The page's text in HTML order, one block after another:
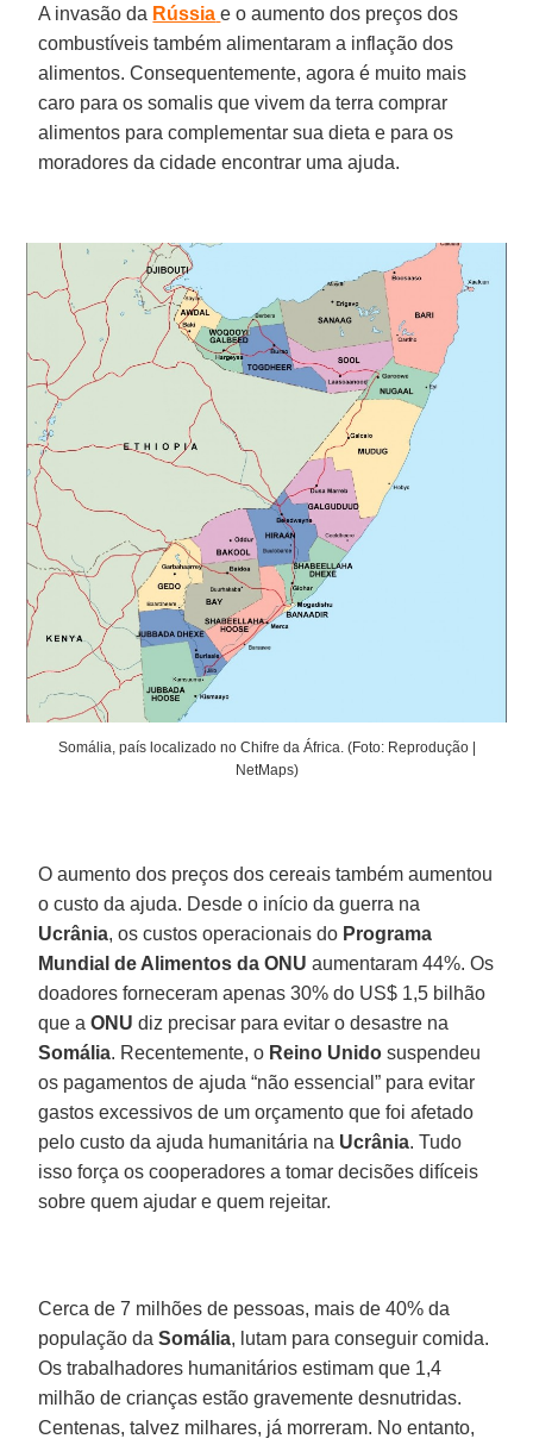
A invasão da Rússia e o aumento dos preços dos
combustíveis também alimentaram a inflação dos
alimentos. Consequentemente, agora é muito mais
caro para os somalis que vivem da terra comprar
alimentos para complementar sua dieta e para os
moradores da cidade encontrar uma ajuda.
Somália, país localizado no Chifre da África. (Foto: Reprodução |
NetMaps)
O aumento dos preços dos cereais também aumentou
o custo da ajuda. Desde o início da guerra na
Ucrânia, os custos operacionais do Programa
Mundial de Alimentos da ONU aumentaram 44%. Os
doadores forneceram apenas 30% do US$ 1,5 bilhão
que aONU diz precisar para evitar o desastre na
Somália. Recentemente, o Reino Unido suspendeu
os pagamentos de ajuda “não essencial” para evitar
gastos excessivos de um orçamento que foi afetado
pelo custo da ajuda humanitária na Ucrânia. Tudo
isso força os cooperadores a tomar decisões difíceis
sobre quem ajudar e quem rejeitar.
Cerca de 7 milhões de pessoas, mais de 40% da
população daSomália, lutam para conseguir comida.
Os trabalhadores humanitários estimam que 1,4
milhão de crianças estão gravemente desnutridas.
Centenas, talvez milhares, já morreram. No entanto,